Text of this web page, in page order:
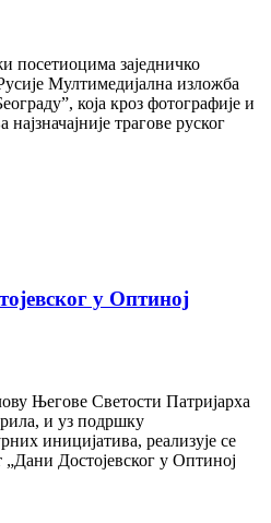
посетиоцима заједничко
Мултимедијална изложба
која кроз фотографије и
трагове руског
у Оптиној
Његове Светости Патријарха
и уз подршку
иницијатива, реализује се
„Дани Достојевског у Оптиној